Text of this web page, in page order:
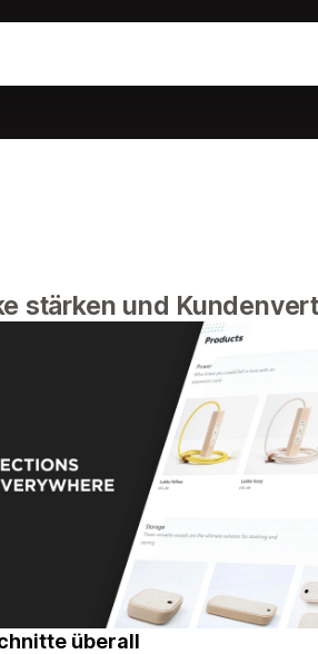
stärken und
überall